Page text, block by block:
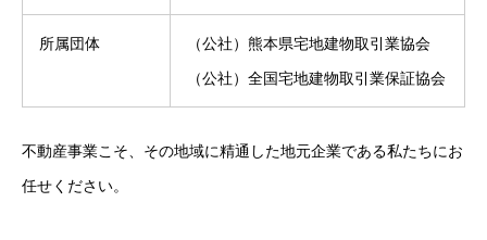
所属団体
（公社）熊本県宅地建物取引業協会
（公社）全国宅地建物取引業保証協会
不動産事業こそ、その地域に精通した地元企業である私たちにお
任せください。